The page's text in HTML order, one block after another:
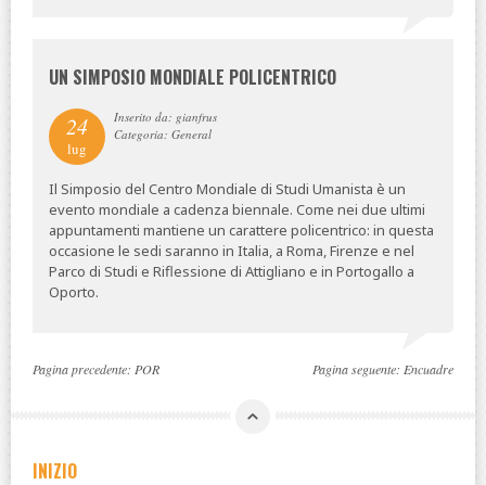
UN SIMPOSIO MONDIALE POLICENTRICO
24
lug
Inserito da: gianfrus
Categoria: General
Il Simposio del Centro Mondiale di Studi Umanista è un
evento mondiale a cadenza biennale. Come nei due ultimi
appuntamenti mantiene un carattere policentrico: in questa
occasione le sedi saranno in Italia, a Roma, Firenze e nel
Parco di Studi e Riflessione di Attigliano e in Portogallo a
Oporto.
Pagina precedente: POR Pagina seguente: Encuadre
INIZIO